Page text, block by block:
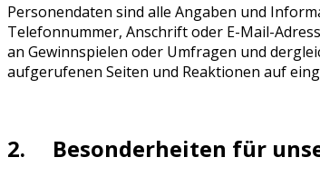
Personendaten sind alle Angaben und
Telefonnummer, Anschrift oder E-Mail-
an Gewinnspielen oder Umfragen und
aufgerufenen Seiten und Reaktionen auf
2. Besonderheiten für